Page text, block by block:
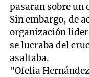
pasaran sobre un
Sin embargo, de
organización
se lucraba del
asaltaba.
"Ofelia